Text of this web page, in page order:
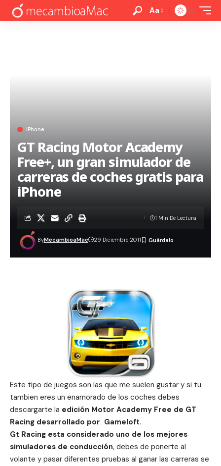
Aa
iPhone
GT Racing Motor Academy
Free+, un gran simulador de
carreras de coches gratis para
iPhone
ByMecambioaMac 29 Diciembre 2011
1 Min De Lectura
Este tipo de juegos son las que me suelen gustar y si tu
tambien eres un enamorado de los coches debes
descargarte la edición Motor Academy Free de GT
Racing desarrollado por Gameloft.
Gt Racing esta considerado uno de los mejores
simuladores de conducción, debes de ponerte al
volante y pasar diferentes pruebas al ganar las carreras se